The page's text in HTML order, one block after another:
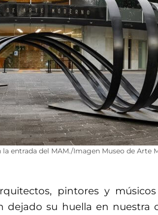
entrada del MAM./Imagen Museo de Arte
pintores y
dejado su huella en nuestra